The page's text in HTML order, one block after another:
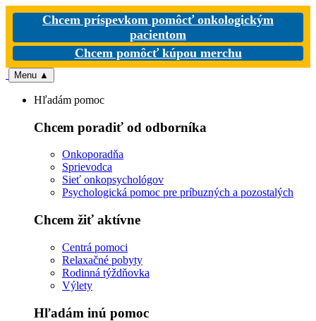
Chcem príspevkom pomôcť onkologickým
pacientom
Chcem pomôcť kúpou merchu
Menu ▲
Hľadám pomoc
Chcem poradiť od odborníka
Onkoporadňa
Sprievodca
Sieť onkopsychológov
Psychologická pomoc pre príbuzných a pozostalých
Chcem žiť aktívne
Centrá pomoci
Relaxačné pobyty
Rodinná týždňovka
Výlety
Hľadám inú pomoc